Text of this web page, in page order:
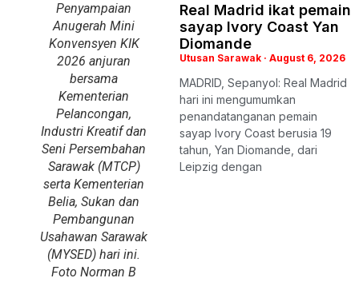
Penyampaian
Anugerah Mini
Konvensyen KIK
2026 anjuran
bersama
Kementerian
Pelancongan,
Industri Kreatif dan
Seni Persembahan
Sarawak (MTCP)
serta Kementerian
Belia, Sukan dan
Pembangunan
Usahawan Sarawak
(MYSED) hari ini.
Foto Norman B
Real Madrid ikat pemain
sayap Ivory Coast Yan
Diomande
Utusan Sarawak August 6, 2026
MADRID, Sepanyol: Real Madrid
hari ini mengumumkan
penandatanganan pemain
sayap Ivory Coast berusia 19
tahun, Yan Diomande, dari
Leipzig dengan